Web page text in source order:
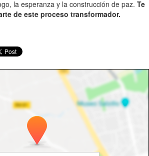
la esperanza y la construcción de paz. Te
de este proceso transformador.